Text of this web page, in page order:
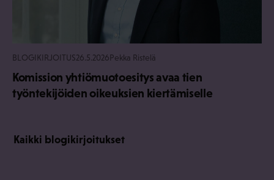
BLOGIKIRJOITUS26.5.2026Pekka Ristelä
Komission yhtiömuotoesitys avaa tien
työntekijöiden oikeuksien kiertämiselle
Kaikki blogikirjoitukset